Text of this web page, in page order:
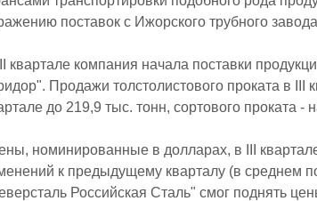
поставок с Ижорского трубного
квартале компания начала поставки
Продажи толстолистового проката в III
до 219,9 тыс. тонн, сортового проката -
номинированные в долларах, в III квартале
к предыдущему кварталу (в среднем
Российская Сталь" смог поднять